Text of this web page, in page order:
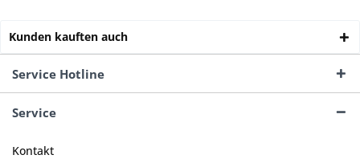
Kunden kauften auch
Service Hotline
Service
Kontakt